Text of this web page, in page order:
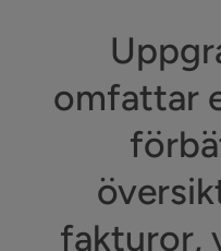
omfattar
fakturor,